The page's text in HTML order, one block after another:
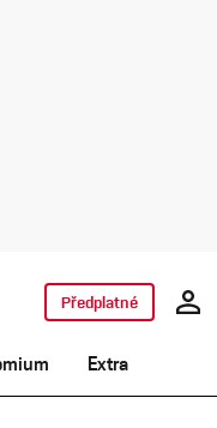
Extra
Předplatné